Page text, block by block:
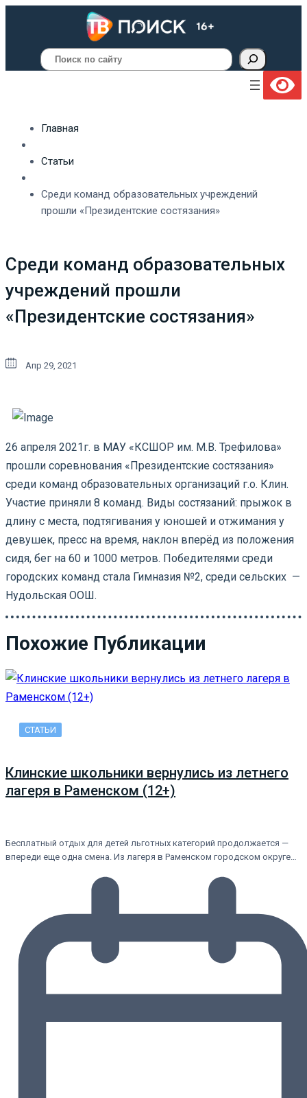
Поиск
Главная
Статьи
Среди команд образовательных учреждений
прошли «Президентские состязания»
Среди команд образовательных
учреждений прошли
«Президентские состязания»
Апр 29, 2021
26 апреля 2021г. в МАУ «КСШОР им. М.В. Трефилова»
прошли соревнования «Президентские состязания»
среди команд образовательных организаций г.о. Клин.
Участие приняли 8 команд. Виды состязаний: прыжок в
длину с места, подтягивания у юношей и отжимания у
девушек, пресс на время, наклон вперёд из положения
сидя, бег на 60 и 1000 метров. Победителями среди
городских команд стала Гимназия №2, среди сельских —
Нудольская ООШ.
Похожие Публикации
СТАТЬИ
Клинские школьники вернулись из летнего
лагеря в Раменском (12+)
Бесплатный отдых для детей льготных категорий продолжается —
впереди еще одна смена. Из лагеря в Раменском городском округе…